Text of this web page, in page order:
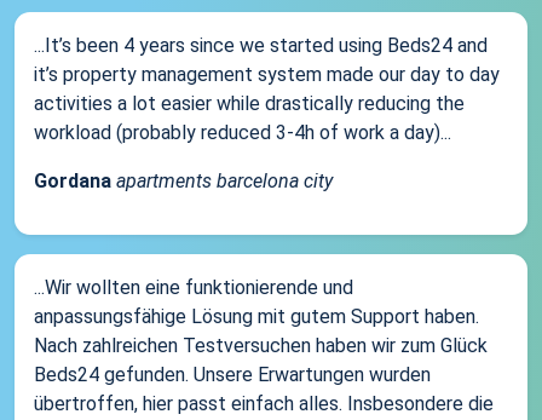
...It’s been 4 years since we started using Beds24 and
it’s property management system made our day to day
activities a lot easier while drastically reducing the
workload (probably reduced 3-4h of work a day)...
Gordana apartments barcelona city
...Wir wollten eine funktionierende und
anpassungsfähige Lösung mit gutem Support haben.
Nach zahlreichen Testversuchen haben wir zum Glück
Beds24 gefunden. Unsere Erwartungen wurden
übertroffen, hier passt einfach alles. Insbesondere die